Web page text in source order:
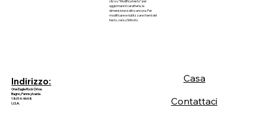
clic su "Modifica testo" per
aggiornare il carattere, la
dimensione e altro ancora. Per
modificare e riutilizzare i temi del
testo, vai su Stili sito.
Indirizzo:
One Eagle Rock Drive.
Bagno, Pennsylvania
18014-9648
U.S.A.
Casa
Contattaci